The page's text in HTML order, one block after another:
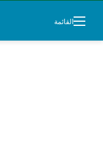
القائمة